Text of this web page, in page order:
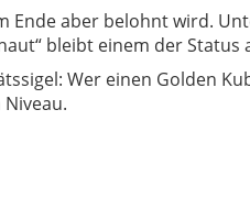
Ende aber belohnt wird.
bleibt einem der Status
Wer einen Golden